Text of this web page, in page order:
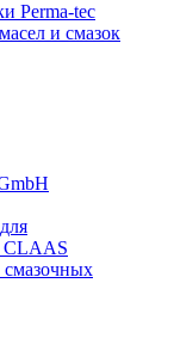
Perma-tec
и смазок
CLAAS
смазочных